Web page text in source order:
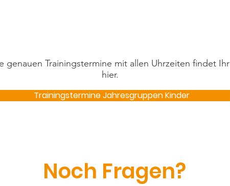
genauen Trainingstermine mit allen Uhrzeiten findet Ihr
hier.
Trainingstermine Jahresgruppen Kinder
Noch Fragen?